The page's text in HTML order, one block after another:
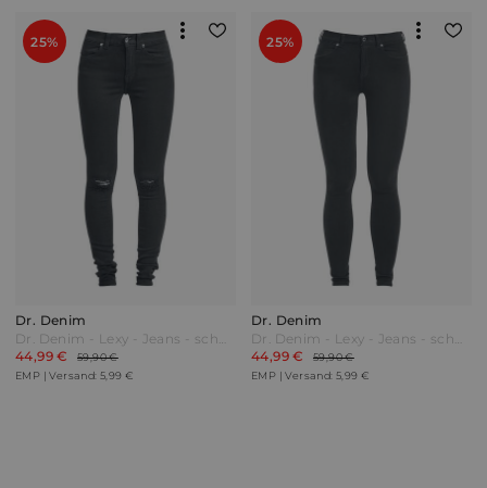
25%
Dr. Denim
Dr. Denim - Lexy - Jeans - schwarz
44,99 €
59,90 €
EMP | Versand: 5,99 €
25%
Dr. Denim
Dr. Denim - Lexy - Jeans - schwarz
44,99 €
59,90 €
EMP | Versand: 5,99 €